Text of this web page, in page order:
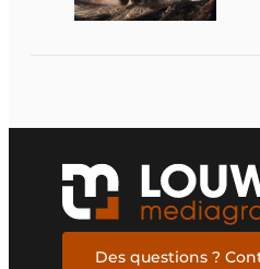
Des questions ?